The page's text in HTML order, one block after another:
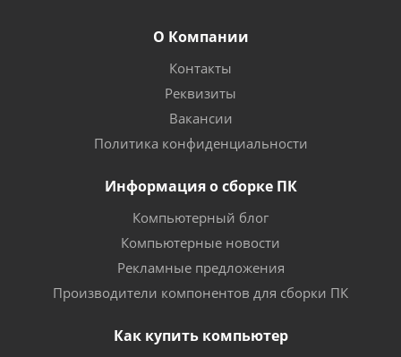
О Компании
Контакты
Реквизиты
Вакансии
Политика конфиденциальности
Информация о сборке ПК
Компьютерный блог
Компьютерные новости
Рекламные предложения
Производители компонентов для сборки ПК
Как купить компьютер